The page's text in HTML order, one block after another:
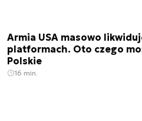
Armia USA masowo
platformach. Oto czego
Polskie
16 min.